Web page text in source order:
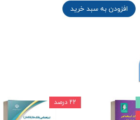
افزودن به سبد خرید
۲۲ درصد